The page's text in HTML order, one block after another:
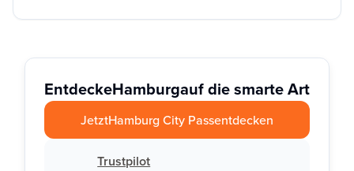
EntdeckeHamburgauf die smarte Art
JetztHamburg City Passentdecken
Trustpilot